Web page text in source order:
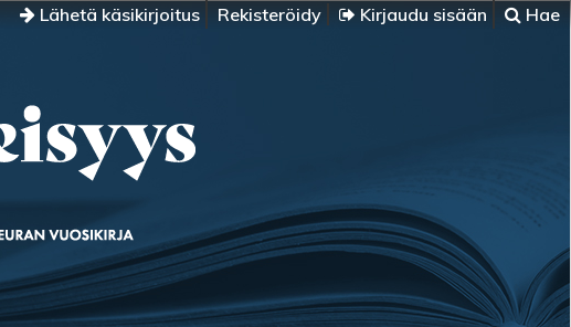
Lähetä käsikirjoitus Rekisteröidy Kirjaudu sisään Hae